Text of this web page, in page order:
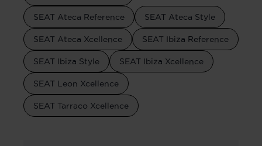
SEAT Ateca Reference SEAT Ateca Style
SEAT Ateca Xcellence SEAT Ibiza Reference
SEAT Ibiza Style SEAT Ibiza Xcellence
SEAT Leon Xcellence
SEAT Tarraco Xcellence